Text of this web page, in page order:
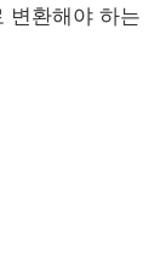
환해야 하는